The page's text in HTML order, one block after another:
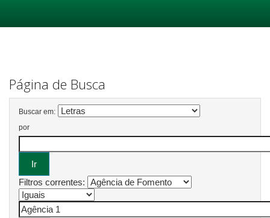
Página de Busca
Buscar em:
por
Filtros correntes: